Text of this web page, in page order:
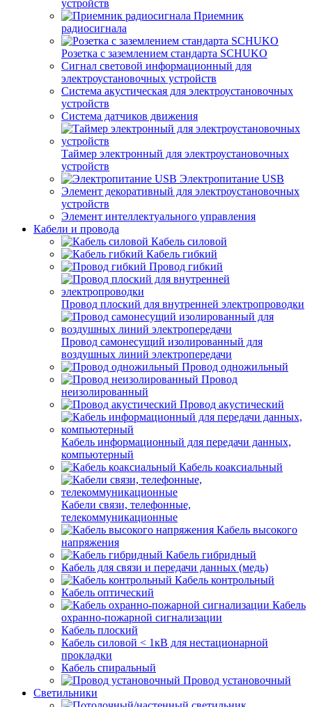
устройств
Приемник
радиосигнала
Розетка с заземлением стандарта SCHUKO
Сигнал световой информационный для
электроустановочных устройств
Система акустическая для электроустановочных
устройств
Система датчиков движения
Таймер электронный для электроустановочных
устройств
Электропитание USB
Элемент декоративный для электроустановочных
устройств
Элемент интеллектуального управления
Кабели и провода
Кабель силовой
Кабель гибкий
Провод гибкий
Провод плоский для внутренней электропроводки
Провод самонесущий изолированный для
воздушных линий электропередачи
Провод одножильный
Провод
неизолированный
Провод акустический
Кабель информационный для передачи данных,
компьютерный
Кабель коаксиальный
Кабели связи, телефонные,
телекоммуникационные
Кабель высокого
напряжения
Кабель гибридный
Кабель для связи и передачи данных (медь)
Кабель контрольный
Кабель оптический
Кабель
охранно-пожарной сигнализации
Кабель плоский
Кабель силовой < 1кВ для нестационарной
прокладки
Кабель спиральный
Провод установочный
Светильники